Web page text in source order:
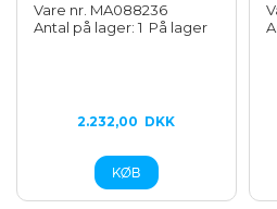
Vare nr. MA088236
Antal på lager: 1 På lager
2.232,00 DKK